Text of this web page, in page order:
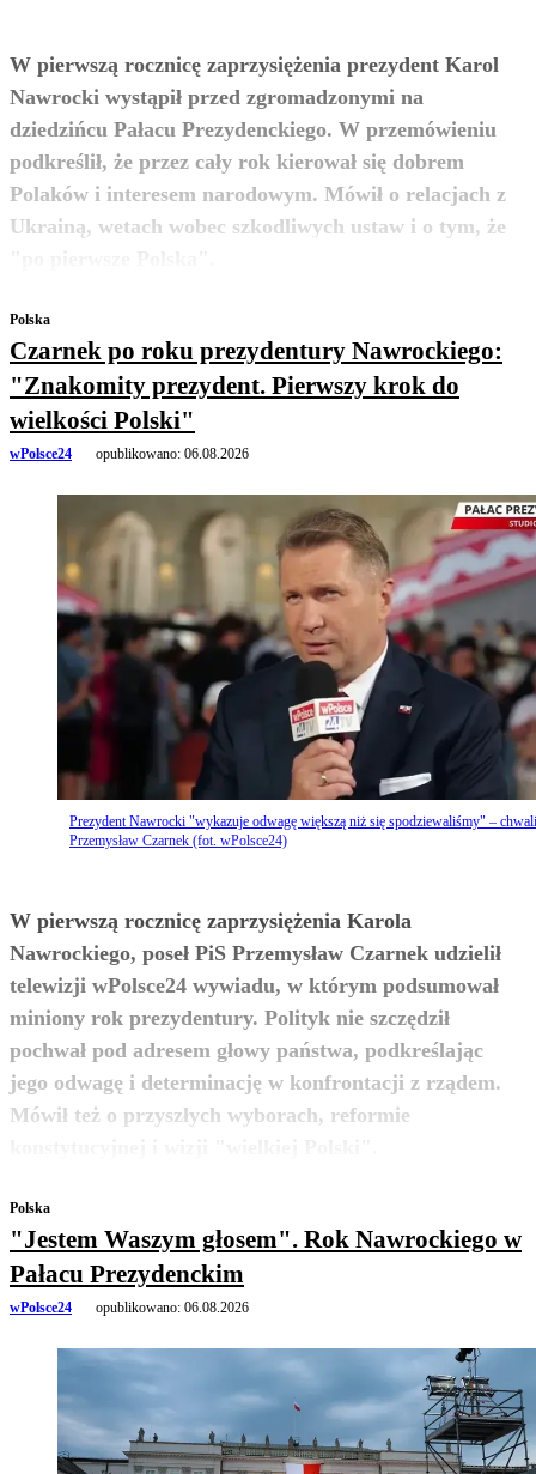
W pierwszą rocznicę zaprzysiężenia prezydent Karol
Nawrocki wystąpił przed zgromadzonymi na
dziedzińcu Pałacu Prezydenckiego. W przemówieniu
podkreślił, że przez cały rok kierował się dobrem
Polaków i interesem narodowym. Mówił o relacjach z
Ukrainą, wetach wobec szkodliwych ustaw i o tym, że
zobacz więcej
Polska
Czarnek po roku prezydentury Nawrockiego:
"Znakomity prezydent. Pierwszy krok do
wielkości Polski"
wPolsce24 opublikowano: 06.08.2026
Prezydent Nawrocki "wykazuje odwagę większą niż się spodziewaliśmy" – chwali
Przemysław Czarnek (fot. wPolsce24)
W pierwszą rocznicę zaprzysiężenia Karola
Nawrockiego, poseł PiS Przemysław Czarnek udzielił
telewizji wPolsce24 wywiadu, w którym podsumował
miniony rok prezydentury. Polityk nie szczędził
pochwał pod adresem głowy państwa, podkreślając
jego odwagę i determinację w konfrontacji z rządem.
Mówił też o przyszłych wyborach, reformie
zobacz więcej
Polska
"Jestem Waszym głosem". Rok Nawrockiego w
Pałacu Prezydenckim
wPolsce24 opublikowano: 06.08.2026